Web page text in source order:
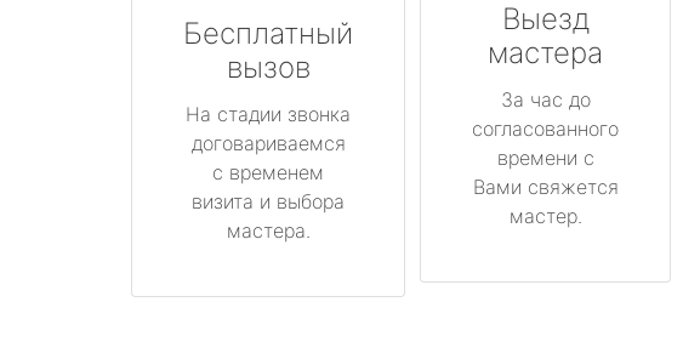
Бесплатный
вызов
На стадии звонка
договариваемся
с временем
визита и выбора
мастера.
Выезд
мастера
За час до
согласованного
времени с
Вами свяжется
мастер.